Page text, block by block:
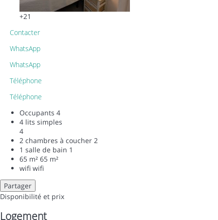
+21
Contacter
WhatsApp
WhatsApp
Téléphone
Téléphone
Occupants 4
4 lits simples
4
2 chambres à coucher 2
1 salle de bain 1
65 m² 65 m²
wifi wifi
Partager
Disponibilité et prix
Logement